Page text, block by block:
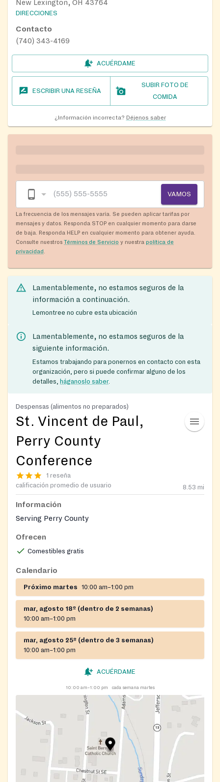
New Lexington, OH 43764
DIRECCIONES
Contacto
(740) 343-4169
ACUÉRDAME
ESCRIBIR UNA RESEÑA
SUBIR FOTO DE
COMIDA
¿Información incorrecta? Déjenos saber
VAMOS
La frecuencia de los mensajes varía. Se pueden aplicar tarifas por
mensajes y datos. Responda STOP en cualquier momento para darse
de baja. Responda HELP en cualquier momento para obtener ayuda.
Consulte nuestros Términos de Servicio y nuestra política de
privacidad
Lamentablemente, no estamos seguros de la
información a continuación.
Lemontree no cubre esta ubicación
Lamentablemente, no estamos seguros de la
siguiente información.
Estamos trabajando para ponernos en contacto con esta
organización, pero si puede confirmar alguno de los
detalles, háganoslo saber.
Despensas (alimentos no preparados)
St. Vincent de Paul,
Perry County
Conference
1 reseña
calificación promedio de usuario
8.53 mi
Información
Serving Perry County
Ofrecen
Comestibles gratis
Calendario
Próximo martes 10:00 am–1:00 pm
mar, agosto 18º (dentro de 2 semanas)
10:00 am–1:00 pm
mar, agosto 25º (dentro de 3 semanas)
10:00 am–1:00 pm
ACUÉRDAME
10:00 am–1:00 pm cada semana martes